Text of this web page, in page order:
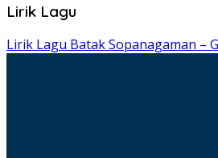
Lirik Lagu
Lirik Lagu Batak Sopanagaman –